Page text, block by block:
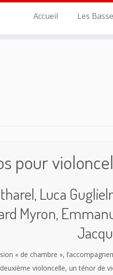
Accueil Les
pour
Luca
Myron,
« de chambre »,
violoncelle, un ténor de